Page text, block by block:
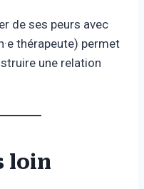
de ses peurs avec
thérapeute) permet
une relation
loin